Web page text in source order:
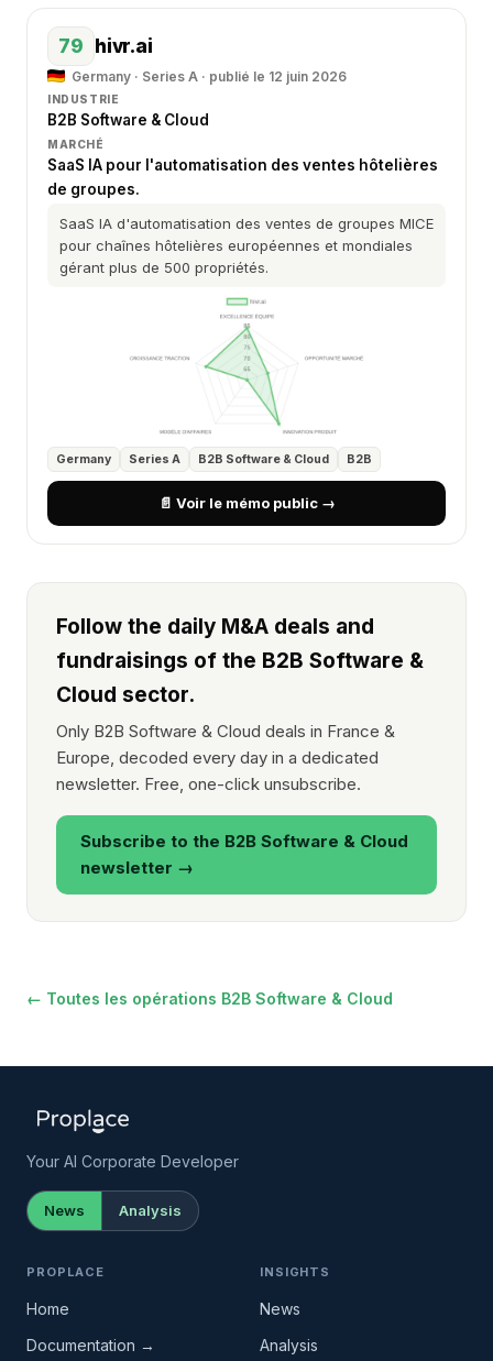
79 hivr.ai
Germany · Series A · publié le 12 juin 2026
INDUSTRIE
B2B Software & Cloud
MARCHÉ
SaaS IA pour l'automatisation des ventes hôtelières
de groupes.
SaaS IA d'automatisation des ventes de groupes MICE
pour chaînes hôtelières européennes et mondiales
gérant plus de 500 propriétés.
Germany Series A B2B Software & Cloud B2B
📄 Voir le mémo public →
Follow the daily M&A deals and
fundraisings of the B2B Software &
Cloud sector.
Only B2B Software & Cloud deals in France &
Europe, decoded every day in a dedicated
newsletter. Free, one-click unsubscribe.
Subscribe to the B2B Software & Cloud
newsletter →
← Toutes les opérations B2B Software & Cloud
Your AI Corporate Developer
News Analysis
PROPLACE
Home
Documentation →
INSIGHTS
News
Analysis